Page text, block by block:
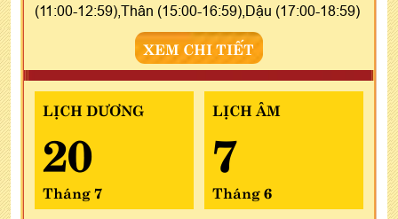
(11:00-12:59),Thân (15:00-16:59),Dậu (17:00-18:59)
XEM CHI TIẾT
LỊCH DƯƠNG
20
Tháng 7
LỊCH ÂM
7
Tháng 6